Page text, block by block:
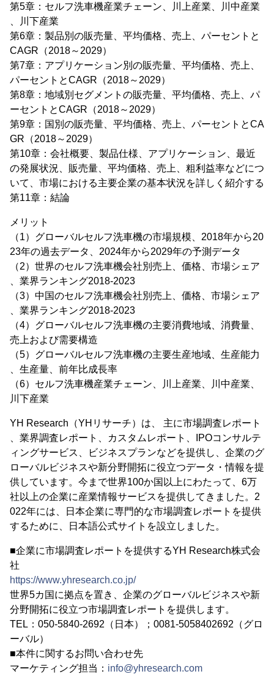
第5章：セルフ洗車機産業チェーン、川上産業、川中産業
、川下産業
第6章：製品別の販売量、平均価格、売上、パーセントと
CAGR（2018～2029）
第7章：アプリケーション別の販売量、平均価格、売上、
パーセントとCAGR（2018～2029）
第8章：地域別セグメントの販売量、平均価格、売上、パ
ーセントとCAGR（2018～2029）
第9章：国別の販売量、平均価格、売上、パーセントとCA
GR（2018～2029）
第10章：会社概要、製品仕様、アプリケーション、最近
の発展状況、販売量、平均価格、売上、粗利益率などにつ
いて、市場における主要企業の基本状況を詳しく紹介する
第11章：結論
メリット
（1）グローバルセルフ洗車機の市場規模、2018年から20
23年の過去データ、2024年から2029年の予測データ
（2）世界のセルフ洗車機会社別売上、価格、市場シェア
、業界ランキング2018-2023
（3）中国のセルフ洗車機会社別売上、価格、市場シェア
、業界ランキング2018-2023
（4）グローバルセルフ洗車機の主要消費地域、消費量、
売上および需要構造
（5）グローバルセルフ洗車機の主要生産地域、生産能力
、生産量、前年比成長率
（6）セルフ洗車機産業チェーン、川上産業、川中産業、
川下産業
YH Research（YHリサーチ）は、 主に市場調査レポート
、業界調査レポート、カスタムレポート、IPOコンサルテ
ィングサービス、ビジネスプランなどを提供し、企業のグ
ローバルビジネスや新分野開拓に役立つデータ・情報を提
供しています。今まで世界100か国以上にわたって、6万
社以上の企業に産業情報サービスを提供してきました。2
022年には、日本企業に専門的な市場調査レポートを提供
するために、日本語公式サイトを設立しました。
■企業に市場調査レポートを提供するYH Research株式会
社
https://www.yhresearch.co.jp/
世界5カ国に拠点を置き、企業のグローバルビジネスや新
分野開拓に役立つ市場調査レポートを提供します。
TEL：050-5840-2692（日本）；0081-5058402692（グロ
ーバル）
■本件に関するお問い合わせ先
マーケティング担当： info@yhresearch.com